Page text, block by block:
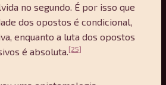
no segundo. É por isso que
dos opostos é condicional,
enquanto a luta dos opostos
é absoluta. [25]